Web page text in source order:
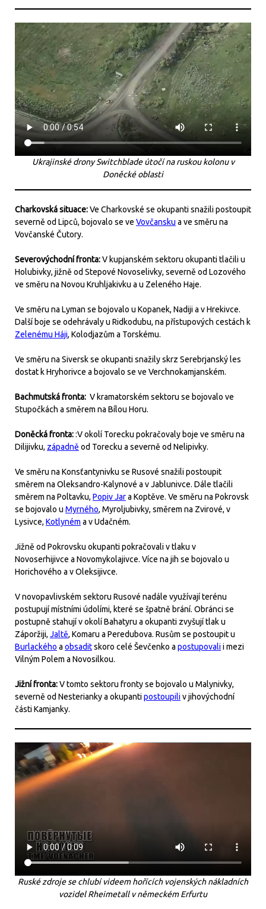
Ukrajinské drony Switchblade útočí na ruskou kolonu v
Doněcké oblasti
Charkovská situace:Ve Charkovské se okupanti snažili postoupit
severně od Lipců, bojovalo se ve Vovčansku a ve směru na
Vovčanské Čutory.
Severovýchodní fronta:V kupjanském sektoru okupanti tlačili u
Holubivky, jižně od Stepové Novoselivky, severně od Lozového
ve směru na Novou Kruhljakivku a u Zeleného Haje.
Ve směru na Lyman se bojovalo u Kopanek, Nadiji a v Hrekivce.
Další boje se odehrávaly u Ridkodubu, na přístupových cestách k
Zelenému Háji, Kolodjazům a Torskému.
Ve směru na Siversk se okupanti snažily skrz Serebrjanský les
dostat k Hryhorivce a bojovalo se ve Verchnokamjanském.
Bachmutská fronta: V kramatorském sektoru se bojovalo ve
Stupočkách a směrem na Bílou Horu.
Doněcká fronta::V okolí Torecku pokračovaly boje ve směru na
Dilijivku, západně od Torecku a severně od Nelipivky.
Ve směru na Konsťantynivku se Rusové snažili postoupit
směrem na Oleksandro-Kalynové a v Jablunivce. Dále tlačili
směrem na Poltavku, Popiv Jara Koptěve. Ve směru na Pokrovsk
se bojovalo u Myrného, Myroljubivky, směrem na Zvirové, v
Lysivce, Kotlyném a v Udačném.
Jižně od Pokrovsku okupanti pokračovali v tlaku v
Novoserhijivce a Novomykolajivce. Více na jih se bojovalo u
Horichového a v Oleksijivce.
V novopavlivském sektoru Rusové nadále využívají terénu
postupují místními údolími, které se špatně brání. Obránci se
postupně stahují v okolí Bahatyru a okupanti zvyšují tlak u
Záporžiji, Jaltě, Komaru a Peredubova. Rusům se postoupit u
Burlackého a obsaditskoro celé Ševčenko a postupovalii mezi
Vilným Polem a Novosilkou.
Jižní fronta:V tomto sektoru fronty se bojovalo u Malynivky,
severně od Nesterianky a okupantipostoupiliv jihovýchodní
části Kamjanky.
Ruské zdroje se chlubí videem hořících vojenských nákladních
vozidel Rheimetall v německém Erfurtu